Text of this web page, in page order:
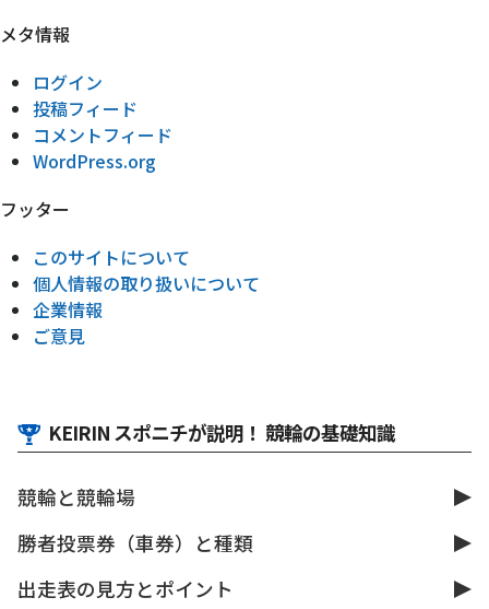
メタ情報
ログイン
投稿フィード
コメントフィード
WordPress.org
フッター
このサイトについて
個人情報の取り扱いについて
企業情報
ご意見
KEIRIN スポニチが説明！ 競輪の基礎知識
競輪と競輪場
勝者投票券（車券）と種類
出走表の見方とポイント